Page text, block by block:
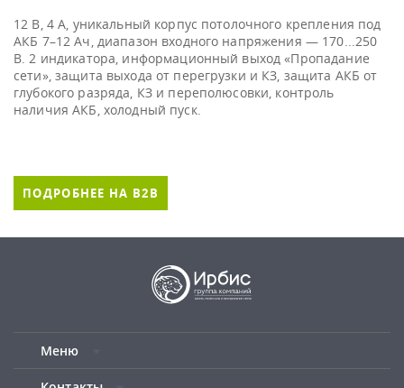
12 В, 4 А, уникальный корпус потолочного крепления под
АКБ 7–12 Ач, диапазон входного напряжения — 170...250
В. 2 индикатора, информационный выход «Пропадание
сети», защита выхода от перегрузки и КЗ, защита АКБ от
глубокого разряда, КЗ и переполюсовки, контроль
наличия АКБ, холодный пуск.
ПОДРОБНЕЕ НА B2B
Меню